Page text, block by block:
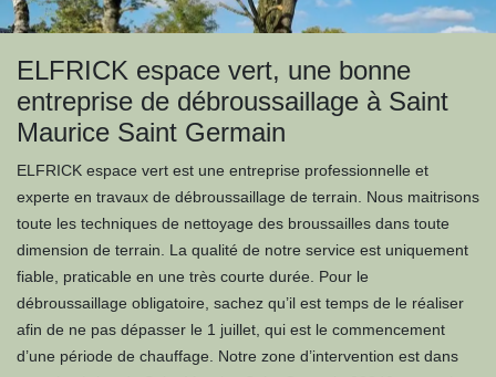
ELFRICK espace vert, une bonne
entreprise de débroussaillage à Saint
Maurice Saint Germain
ELFRICK espace vert est une entreprise professionnelle et
experte en travaux de débroussaillage de terrain. Nous maitrisons
toute les techniques de nettoyage des broussailles dans toute
dimension de terrain. La qualité de notre service est uniquement
fiable, praticable en une très courte durée. Pour le
débroussaillage obligatoire, sachez qu’il est temps de le réaliser
afin de ne pas dépasser le 1 juillet, qui est le commencement
d’une période de chauffage. Notre zone d’intervention est dans